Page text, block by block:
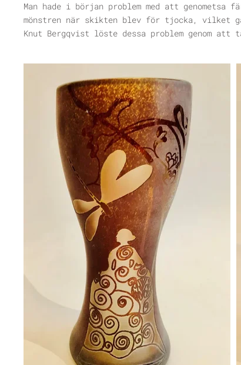
Man hade i början problem med att
mönstren när skikten blev för tjocka, vilket
Knut Bergqvist löste dessa problem genom att